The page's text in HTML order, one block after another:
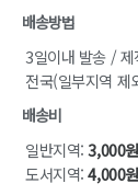
배송방법
3일이내 발송 /
전국(일부지역 제
배송비
일반지역:3,000원
도서지역:4,000원